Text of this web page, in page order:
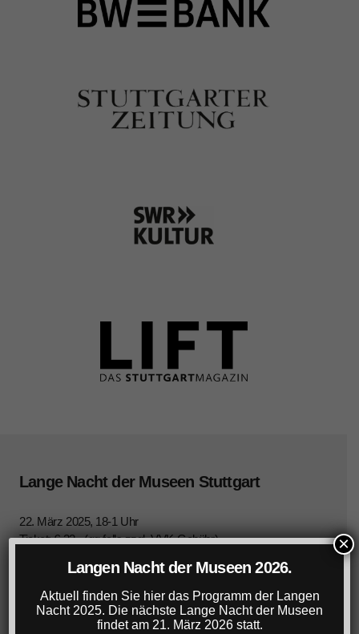
Lange Nacht der Museen Stuttgart
22. März 2025, 18-1 Uhr
Ticket: € 22,- (gg.falls zzgl. VVK-Gebühr)
Azubis: € 16,- (gg.falls zzgl. VVK-Gebühr)
Info-Hotline: 0711/60 17 17 30
Tickets
Langen Nacht der Museen 2026.
Aktuell finden Sie hier das Programm der Langen
Nacht 2025. Die nächste Lange Nacht der Museen
findet am 21. März 2026 statt.
×